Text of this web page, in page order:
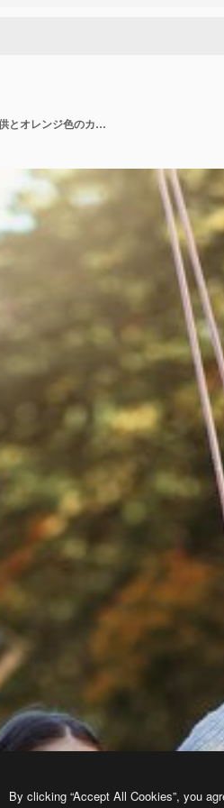
カボチャの秋の収穫 ファーム マーケットや季節のお祭りで子供とオレンジ色のカボチャ カボチャの間で遊ぶかわいい女の子 感謝祭のホリデー シーズンとハロウィーン
By clicking “Accept All Cookies”, you